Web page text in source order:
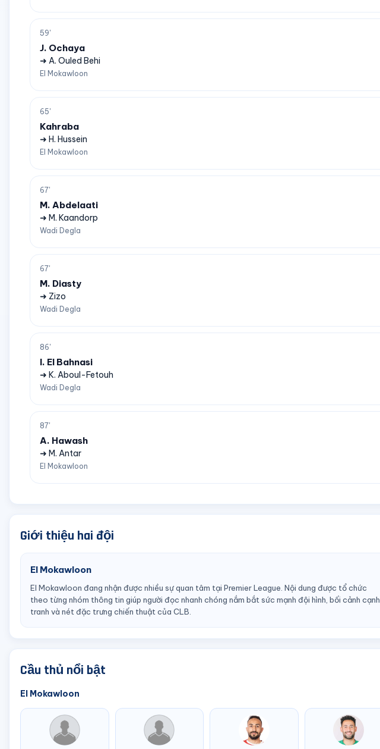
59'
J. Ochaya
➜ A. Ouled Behi
El Mokawloon
65'
Kahraba
➜ H. Hussein
El Mokawloon
67'
M. Abdelaati
➜ M. Kaandorp
Wadi Degla
67'
M. Diasty
➜ Zizo
Wadi Degla
86'
I. El Bahnasi
➜ K. Aboul-Fetouh
Wadi Degla
87'
A. Hawash
➜ M. Antar
El Mokawloon
Giới thiệu hai đội
El Mokawloon
El Mokawloon đang nhận được nhiều sự quan tâm tại Premier League. Nội dung được tổ chức
theo từng nhóm thông tin giúp người đọc nhanh chóng nắm bắt sức mạnh đội hình, bối cảnh cạnh
tranh và nét đặc trưng chiến thuật của CLB.
Cầu thủ nổi bật
El Mokawloon